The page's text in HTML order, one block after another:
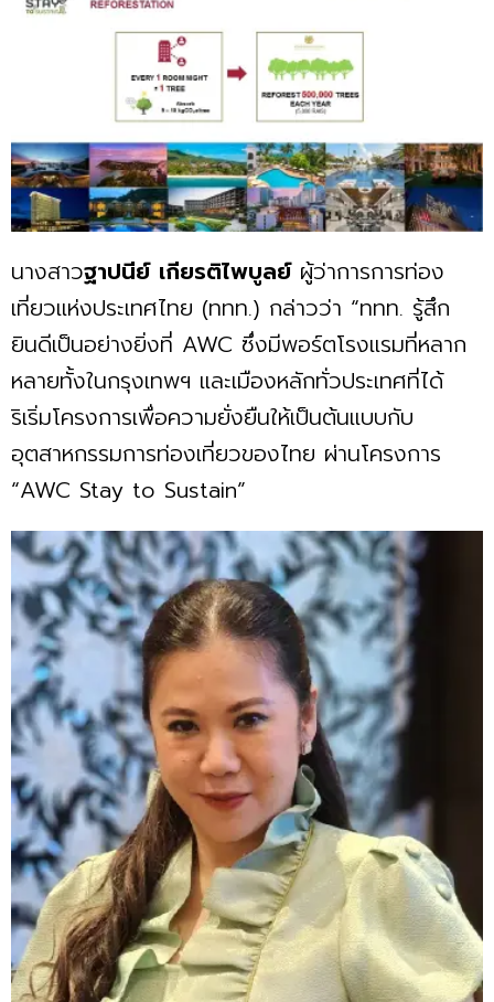
นางสาวฐาปนีย์ เกียรติไพบูลย์ผู้ว่าการการท่อง
เที่ยวแห่งประเทศไทย (ททท.) กล่าวว่า “ททท. รู้สึก
ยินดีเป็นอย่างยิ่งที่ AWC ซึ่งมีพอร์ตโรงแรมที่หลาก
หลายทั้งในกรุงเทพฯ และเมืองหลักทั่วประเทศที่ได้
ริเริ่มโครงการเพื่อความยั่งยืนให้เป็นต้นแบบกับ
อุตสาหกรรมการท่องเที่ยวของไทย ผ่านโครงการ
“AWC Stay to Sustain”